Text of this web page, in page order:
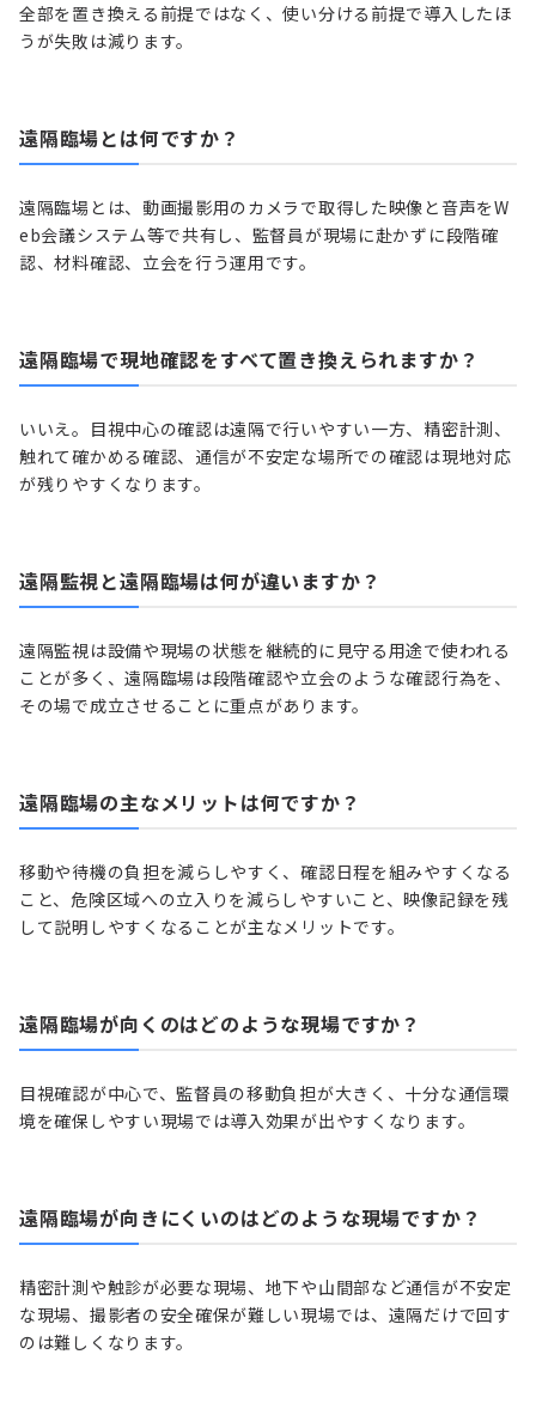
全部を置き換える前提ではなく、使い分ける前提で導入したほ
うが失敗は減ります。
遠隔臨場とは何ですか？
遠隔臨場とは、動画撮影用のカメラで取得した映像と音声をW
eb会議システム等で共有し、監督員が現場に赴かずに段階確
認、材料確認、立会を行う運用です。
遠隔臨場で現地確認をすべて置き換えられますか？
いいえ。目視中心の確認は遠隔で行いやすい一方、精密計測、
触れて確かめる確認、通信が不安定な場所での確認は現地対応
が残りやすくなります。
遠隔監視と遠隔臨場は何が違いますか？
遠隔監視は設備や現場の状態を継続的に見守る用途で使われる
ことが多く、遠隔臨場は段階確認や立会のような確認行為を、
その場で成立させることに重点があります。
遠隔臨場の主なメリットは何ですか？
移動や待機の負担を減らしやすく、確認日程を組みやすくなる
こと、危険区域への立入りを減らしやすいこと、映像記録を残
して説明しやすくなることが主なメリットです。
遠隔臨場が向くのはどのような現場ですか？
目視確認が中心で、監督員の移動負担が大きく、十分な通信環
境を確保しやすい現場では導入効果が出やすくなります。
遠隔臨場が向きにくいのはどのような現場ですか？
精密計測や触診が必要な現場、地下や山間部など通信が不安定
な現場、撮影者の安全確保が難しい現場では、遠隔だけで回す
のは難しくなります。